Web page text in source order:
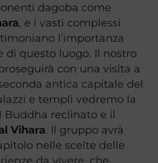
dagoba come
, e i vasti complessi
l’importanza
di questo luogo. Il nostro
con una visita a
antica capitale del
e templi vedremo la
Buddha reclinato e il
Vihara. Il gruppo avrà
nelle scelte delle
da vivere, che